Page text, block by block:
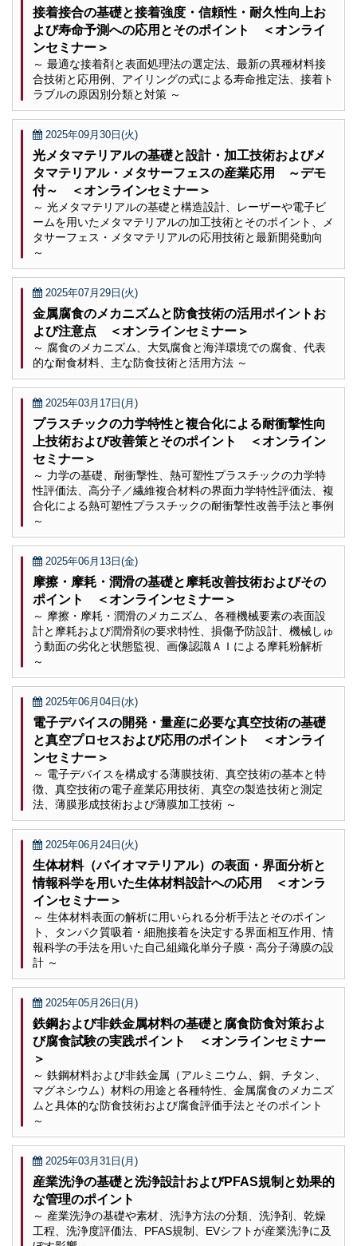
接着接合の基礎と接着強度・信頼性・耐久性向上お
よび寿命予測への応用とそのポイント ＜オンライ
ンセミナー＞
～ 最適な接着剤と表面処理法の選定法、最新の異種材料接
合技術と応用例、アイリングの式による寿命推定法、接着ト
ラブルの原因別分類と対策 ～
2025年09月30日(火)
光メタマテリアルの基礎と設計・加工技術およびメ
タマテリアル・メタサーフェスの産業応用 ～デモ
付～ ＜オンラインセミナー＞
～ 光メタマテリアルの基礎と構造設計、レーザーや電子ビ
ームを用いたメタマテリアルの加工技術とそのポイント、メ
タサーフェス・メタマテリアルの応用技術と最新開発動向
～
2025年07月29日(火)
金属腐食のメカニズムと防食技術の活用ポイントお
よび注意点 ＜オンラインセミナー＞
～ 腐食のメカニズム、大気腐食と海洋環境での腐食、代表
的な耐食材料、主な防食技術と活用方法 ～
2025年03月17日(月)
プラスチックの力学特性と複合化による耐衝撃性向
上技術および改善策とそのポイント ＜オンライン
セミナー＞
～ 力学の基礎、耐衝撃性、熱可塑性プラスチックの力学特
性評価法、高分子／繊維複合材料の界面力学特性評価法、複
合化による熱可塑性プラスチックの耐衝撃性改善手法と事例
～
2025年06月13日(金)
摩擦・摩耗・潤滑の基礎と摩耗改善技術およびその
ポイント ＜オンラインセミナー＞
～ 摩擦・摩耗・潤滑のメカニズム、各種機械要素の表面設
計と摩耗および潤滑剤の要求特性、損傷予防設計、機械しゅ
う動面の劣化と状態監視、画像認識ＡＩによる摩耗粉解析
～
2025年06月04日(水)
電子デバイスの開発・量産に必要な真空技術の基礎
と真空プロセスおよび応用のポイント ＜オンライ
ンセミナー＞
～ 電子デバイスを構成する薄膜技術、真空技術の基本と特
徴、真空技術の電子産業応用技術、真空の製造技術と測定
法、薄膜形成技術および薄膜加工技術 ～
2025年06月24日(火)
生体材料（バイオマテリアル）の表面・界面分析と
情報科学を用いた生体材料設計への応用 ＜オンラ
インセミナー＞
～ 生体材料表面の解析に用いられる分析手法とそのポイン
ト、タンパク質吸着・細胞接着を決定する界面相互作用、情
報科学の手法を用いた自己組織化単分子膜・高分子薄膜の設
計 ～
2025年05月26日(月)
鉄鋼および非鉄金属材料の基礎と腐食防食対策およ
び腐食試験の実践ポイント ＜オンラインセミナー
＞
～ 鉄鋼材料および非鉄金属（アルミニウム、銅、チタン、
マグネシウム）材料の用途と各種特性、金属腐食のメカニズ
ムと具体的な防食技術および腐食評価手法とそのポイント
～
2025年03月31日(月)
産業洗浄の基礎と洗浄設計およびPFAS規制と効果的
な管理のポイント
～ 産業洗浄の基礎や素材、洗浄方法の分類、洗浄剤、乾燥
工程、洗浄度評価法、PFAS規制、EVシフトが産業洗浄に及